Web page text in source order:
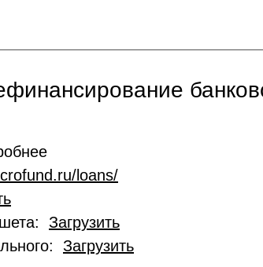
loans/
Загрузить
Загрузить